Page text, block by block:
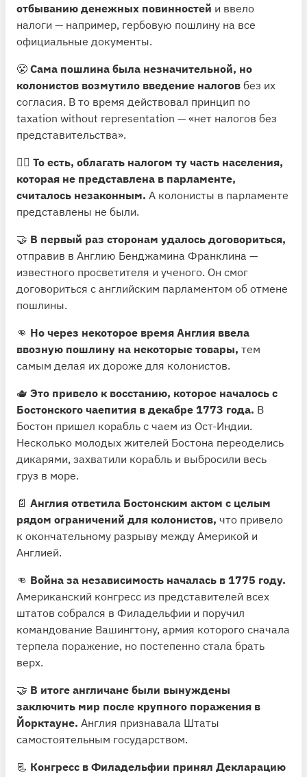
отбыванию денежных повинностей и ввело
налоги — например, гербовую пошлину на все
официальные документы.
😤 Сама пошлина была незначительной, но
колонистов возмутило введение налогов без их
согласия. В то время действовал принцип no
taxation without representation — «нет налогов без
представительства».
🙅‍♂️ То есть, облагать налогом ту часть населения,
которая не представлена в парламенте,
считалось незаконным. А колонисты в парламенте
представлены не были.
🤝 В первый раз сторонам удалось договориться,
отправив в Англию Бенджамина Франклина —
известного просветителя и ученого. Он смог
договориться с английским парламентом об отмене
пошлины.
👊 Но через некоторое время Англия ввела
ввозную пошлину на некоторые товары, тем
самым делая их дороже для колонистов.
🫖 Это привело к восстанию, которое началось с
Бостонского чаепития в декабре 1773 года. В
Бостон пришел корабль с чаем из Ост-Индии.
Несколько молодых жителей Бостона переоделись
дикарями, захватили корабль и выбросили весь
груз в море.
📄 Англия ответила Бостонским актом с целым
рядом ограничений для колонистов, что привело
к окончательному разрыву между Америкой и
Англией.
👊 Война за независимость началась в 1775 году.
Американский конгресс из представителей всех
штатов собрался в Филадельфии и поручил
командование Вашингтону, армия которого сначала
терпела поражение, но постепенно стала брать
верх.
🤝 В итоге англичане были вынуждены
заключить мир после крупного поражения в
Йорктауне. Англия признавала Штаты
самостоятельным государством.
📃 Конгресс в Филадельфии принял Декларацию